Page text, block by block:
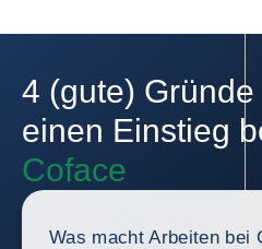
4 (gute) Gründe
einen Einstieg
Coface
Was macht Arbeiten bei